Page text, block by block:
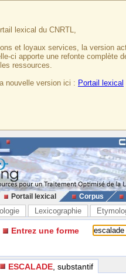
lexical du CNRTL,
et loyaux services, la version
ci apporte une refonte complète
ressources.
nouvelle version ici : Portail lexical
Portail lexical Corpus
Lexicographie
Entrez une forme
ESCALADE , substantif